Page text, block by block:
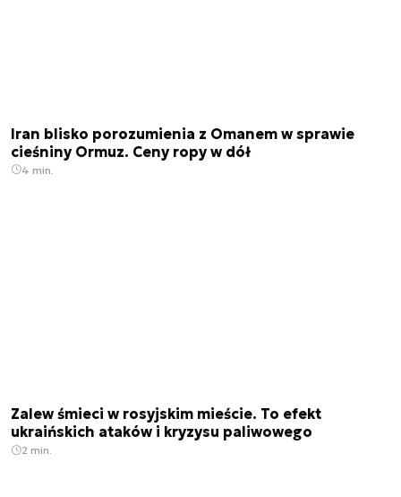
Iran blisko porozumienia z Omanem w sprawie
cieśniny Ormuz. Ceny ropy w dół
4 min.
Zalew śmieci w rosyjskim mieście. To efekt
ukraińskich ataków i kryzysu paliwowego
2 min.